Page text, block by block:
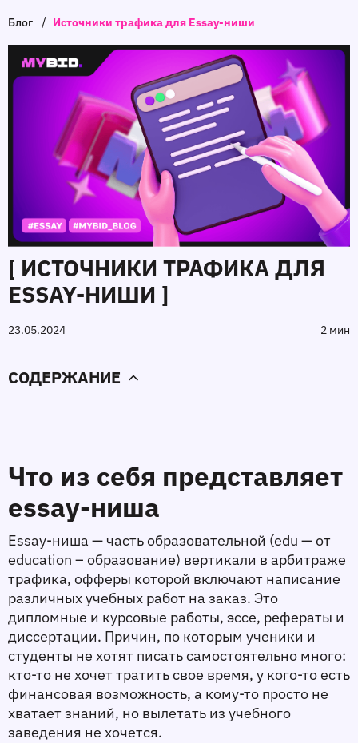
Блог / Источники трафика для Essay-ниши
[ ИСТОЧНИКИ ТРАФИКА ДЛЯ
ESSAY-НИШИ ]
23.05.2024 2 мин
СОДЕРЖАНИЕ
Что из себя представляет
essay-ниша
Essay-ниша — часть образовательной (edu — от
education – образование) вертикали в арбитраже
трафика, офферы которой включают написание
различных учебных работ на заказ. Это
дипломные и курсовые работы, эссе, рефераты и
диссертации. Причин, по которым ученики и
студенты не хотят писать самостоятельно много:
кто-то не хочет тратить свое время, у кого-то есть
финансовая возможность, а кому-то просто не
хватает знаний, но вылетать из учебного
заведения не хочется.